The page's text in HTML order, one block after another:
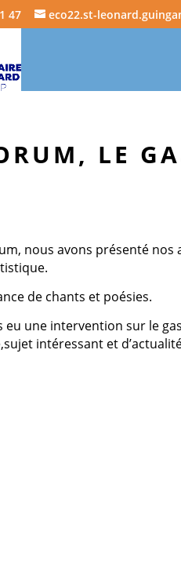
47 eco22.st-
LE
nous avons présenté nos
de chants et poésies.
eu une intervention sur le
intéressant et